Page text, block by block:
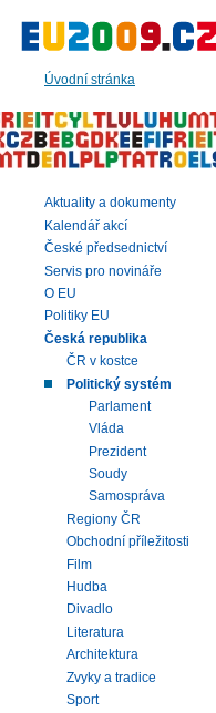
Úvodní stránka
hlavní
|
navigaci
|
vyhledávání
Aktuality a dokumenty
Kalendář akcí
České předsednictví
Servis pro novináře
O EU
Politiky EU
Česká republika
ČR v kostce
Politický systém
Parlament
Vláda
Prezident
Soudy
Samospráva
Regiony ČR
Obchodní příležitosti
Film
Hudba
Divadlo
Literatura
Architektura
Zvyky a tradice
Sport